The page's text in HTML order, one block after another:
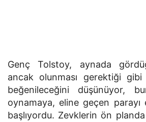
Genç Tolstoy, aynada
ancak olunması gerektiği
beğenileceğini düşünüyor,
oynamaya, eline geçen parayı
başlıyordu. Zevklerin ön